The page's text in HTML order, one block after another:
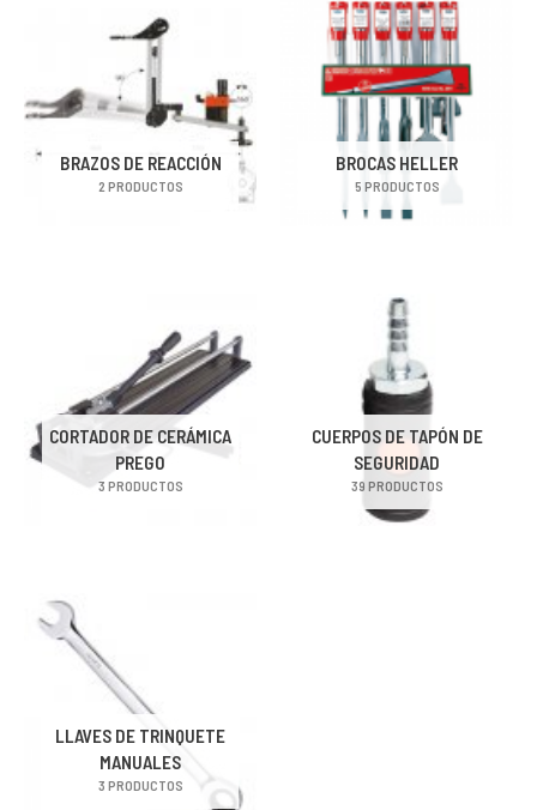
BRAZOS DE REACCIÓN
2 PRODUCTOS
BROCAS HELLER
5 PRODUCTOS
CORTADOR DE CERÁMICA
PREGO
3 PRODUCTOS
CUERPOS DE TAPÓN DE
SEGURIDAD
39 PRODUCTOS
LLAVES DE TRINQUETE
MANUALES
3 PRODUCTOS